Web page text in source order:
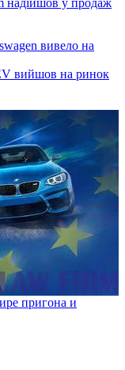
надійшов у продаж
вийшов на ринок
пригона и